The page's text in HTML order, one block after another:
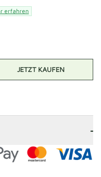
erfahren
JETZT KAUFEN
-